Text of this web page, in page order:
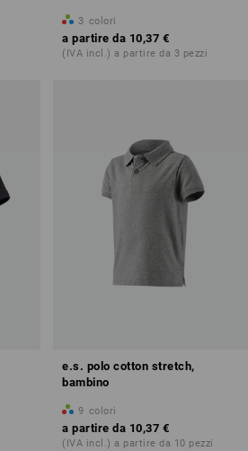
3 colori
a partire da 10,37 €
(IVA incl.) a partire da 3 pezzi
e.s. polo cotton stretch,
bambino
9 colori
a partire da 10,37 €
(IVA incl.) a partire da 10 pezzi